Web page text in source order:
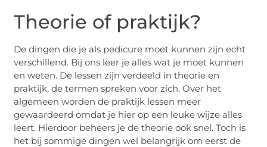
Theorie of praktijk?
De dingen die je als pedicure moet kunnen zijn echt
verschillend. Bij ons leer je alles wat je moet kunnen
en weten. De lessen zijn verdeeld in theorie en
praktijk, de termen spreken voor zich. Over het
algemeen worden de praktijk lessen meer
gewaardeerd omdat je hier op een leuke wijze alles
leert. Hierdoor beheers je de theorie ook snel. Toch is
het bij sommige dingen wel belangrijk om eerst de